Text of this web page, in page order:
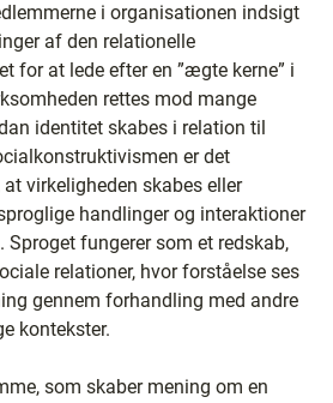
i organisationen indsigt
af den relationelle
for at lede efter en ”ægte kerne” i
rettes mod mange
identitet skabes i relation til
er det
virkeligheden skabes eller
handlinger og interaktioner
fungerer som et redskab,
relationer, hvor forståelse ses
gennem forhandling med andre
kontekster.
som skaber mening om en